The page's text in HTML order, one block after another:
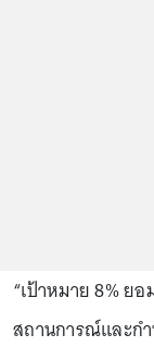
“เป้าหมาย 8% ย
สถานการณ์และก